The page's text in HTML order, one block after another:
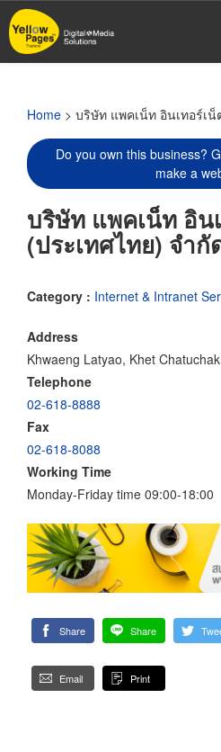
Skip
to
main
Home > บริษัท แพคเน็ท อินเทอร์เ
Do you own this business?
make a
บริษัท แพคเน็ท อิน
(ประเทศไทย) จำกั
Category : Internet & Intranet
Address
Khwaeng Latyao, Khet
Telephone
02-618-8888
Fax
02-618-8088
Working Time
Monday-Friday time 09:00-18:00
Share Share
Email Print